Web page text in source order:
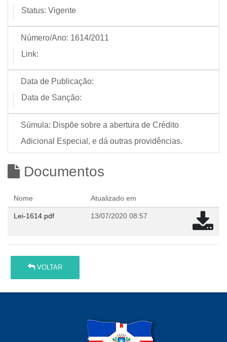
Status: Vigente
Número/Ano: 1614/2011
Link:
Data de Publicação:
Data de Sanção:
Súmula: Dispõe sobre a abertura de Crédito
Adicional Especial, e dá outras providências.
Documentos
Nome Atualizado em
Lei-1614.pdf 13/07/2020 08:57
VOLTAR